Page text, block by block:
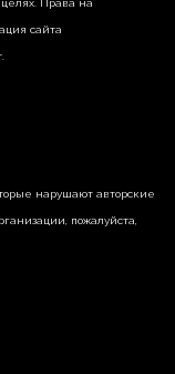
Права на
сайта
нарушают авторские
пожалуйста,